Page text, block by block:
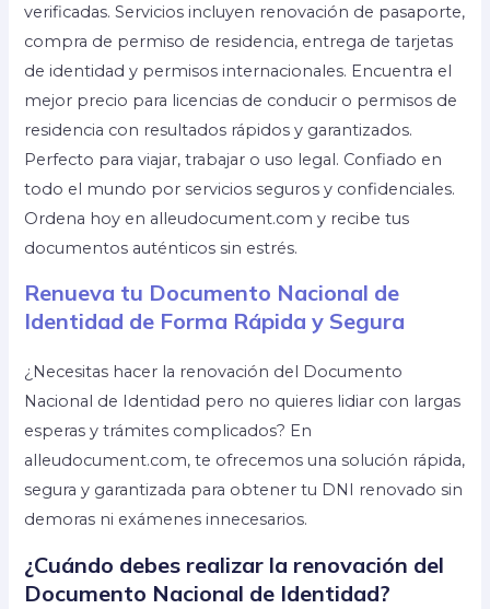
verificadas. Servicios incluyen renovación de pasaporte,
compra de permiso de residencia, entrega de tarjetas
de identidad y permisos internacionales. Encuentra el
mejor precio para licencias de conducir o permisos de
residencia con resultados rápidos y garantizados.
Perfecto para viajar, trabajar o uso legal. Confiado en
todo el mundo por servicios seguros y confidenciales.
Ordena hoy en alleudocument.com y recibe tus
documentos auténticos sin estrés.
Renueva tu Documento Nacional de
Identidad de Forma Rápida y Segura
¿Necesitas hacer la renovación del Documento
Nacional de Identidad pero no quieres lidiar con largas
esperas y trámites complicados? En
alleudocument.com, te ofrecemos una solución rápida,
segura y garantizada para obtener tu DNI renovado sin
demoras ni exámenes innecesarios.
¿Cuándo debes realizar la renovación del
Documento Nacional de Identidad?